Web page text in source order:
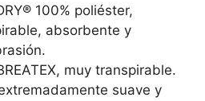
100% poliéster,
absorbente y
muy transpirable.
suave y